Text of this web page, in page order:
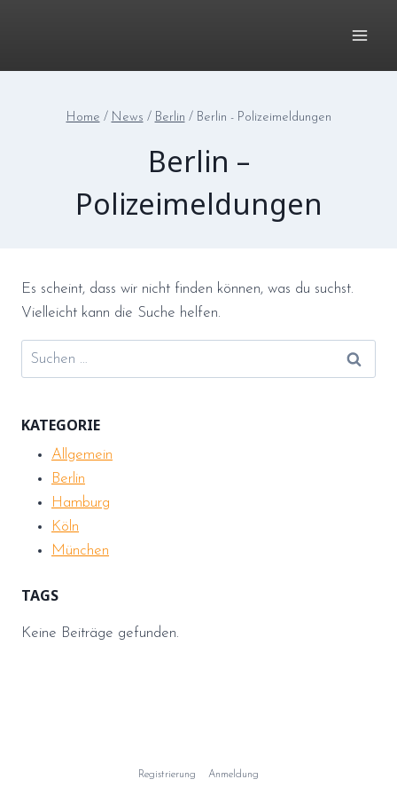
Home / News / Berlin / Berlin - Polizeimeldungen
Berlin –
Polizeimeldungen
Es scheint, dass wir nicht finden können, was du suchst.
Vielleicht kann die Suche helfen.
Suchen
nach:
KATEGORIE
Allgemein
Berlin
Hamburg
Köln
München
TAGS
Keine Beiträge gefunden.
Registrierung Anmeldung